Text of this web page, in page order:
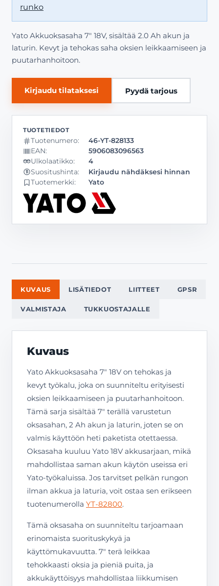
runko
Yato Akkuoksasaha 7″ 18V, sisältää 2.0 Ah akun ja
laturin. Kevyt ja tehokas saha oksien leikkaamiseen ja
puutarhanhoitoon.
Kirjaudu tilataksesi Pyydä tarjous
Tuotenumero:
46-YT-828133
EAN:
5906083096563
Ulkolaatikko:
4
Suositushinta:
Kirjaudu nähdäksesi hinnan
Tuotemerkki: Yato
KUVAUS LISÄTIEDOT LIITTEET GPSR
VALMISTAJA TUKKUOSTAJALLE
Kuvaus
Yato Akkuoksasaha 7″ 18V on tehokas ja
kevyt työkalu, joka on suunniteltu erityisesti
oksien leikkaamiseen ja puutarhanhoitoon.
Tämä sarja sisältää 7″ terällä varustetun
oksasahan, 2 Ah akun ja laturin, joten se on
valmis käyttöön heti paketista otettaessa.
Oksasaha kuuluu Yato 18V akkusarjaan, mikä
mahdollistaa saman akun käytön useissa eri
Yato-työkaluissa. Jos tarvitset pelkän rungon
ilman akkua ja laturia, voit ostaa sen erikseen
tuotenumerolla YT-82800.
Tämä oksasaha on suunniteltu tarjoamaan
erinomaista suorituskykyä ja
käyttömukavuutta. 7″ terä leikkaa
tehokkaasti oksia ja pieniä puita, ja
akkukäyttöisyys mahdollistaa liikkumisen